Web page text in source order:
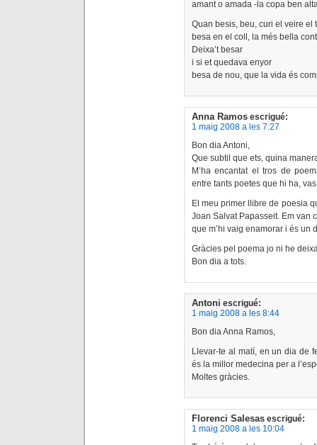
amant o amada -la copa ben
Quan besis, beu, curi el veire el
besa en el coll, la més bella
Deixa’t besar
i si et quedava enyor
besa de nou, que la vida és
Anna Ramos escrigué:
1 maig 2008 a les 7:27
Bon dia Antoni,
Que subtil que ets, quina
M’ha encantat el tros de
entre tants poetes que hi ha,
El meu primer llibre de poesia
Joan Salvat Papasseit. Em van
que m’hi vaig enamorar i és un
Gràcies pel poema jo ni he
Bon dia a tots.
Antoni escrigué:
1 maig 2008 a les 8:44
Bon dia Anna Ramos,
Llevar-te al matí, en un dia de
és la millor medecina per a
Moltes gràcies.
Florenci Salesas escrigué:
1 maig 2008 a les 10:04